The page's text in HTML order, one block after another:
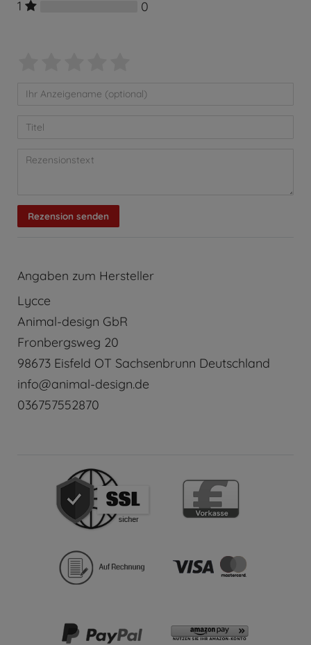
1 0
Rezension senden
Angaben zum Hersteller
Lycce
Animal-design GbR
Fronbergsweg 20
98673 Eisfeld OT Sachsenbrunn Deutschland
info@animal-design.de
036757552870